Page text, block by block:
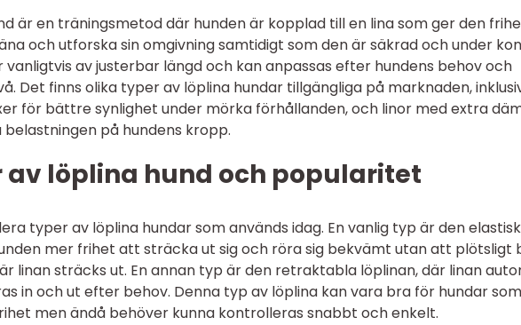
är en träningsmetod där hunden är kopplad till en lina som ger den
och utforska sin omgivning samtidigt som den är säkrad och under
vanligtvis av justerbar längd och kan anpassas efter hundens behov och
Det finns olika typer av löplina hundar tillgängliga på marknaden,
för bättre synlighet under mörka förhållanden, och linor med extra
på hundens kropp.
av löplina hund och popularitet
typer av löplina hundar som används idag. En vanlig typ är den
mer frihet att sträcka ut sig och röra sig bekvämt utan att plötsligt
linan sträcks ut. En annan typ är den retraktabla löplinan, där linan
in och ut efter behov. Denna typ av löplina kan vara bra för hundar
men ändå behöver kunna kontrolleras snabbt och enkelt.